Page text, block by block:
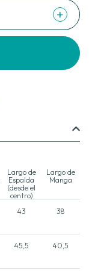
+
Largo de
Espalda
(desde el
centro)
Largo de
Manga
43 38
45,5 40,5